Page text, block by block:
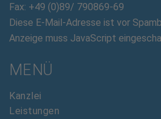
Fax: +49 (0)89/ 790869-69
Diese E-Mail-Adresse ist vor
Anzeige muss JavaScript
MENÜ
Kanzlei
Leistungen